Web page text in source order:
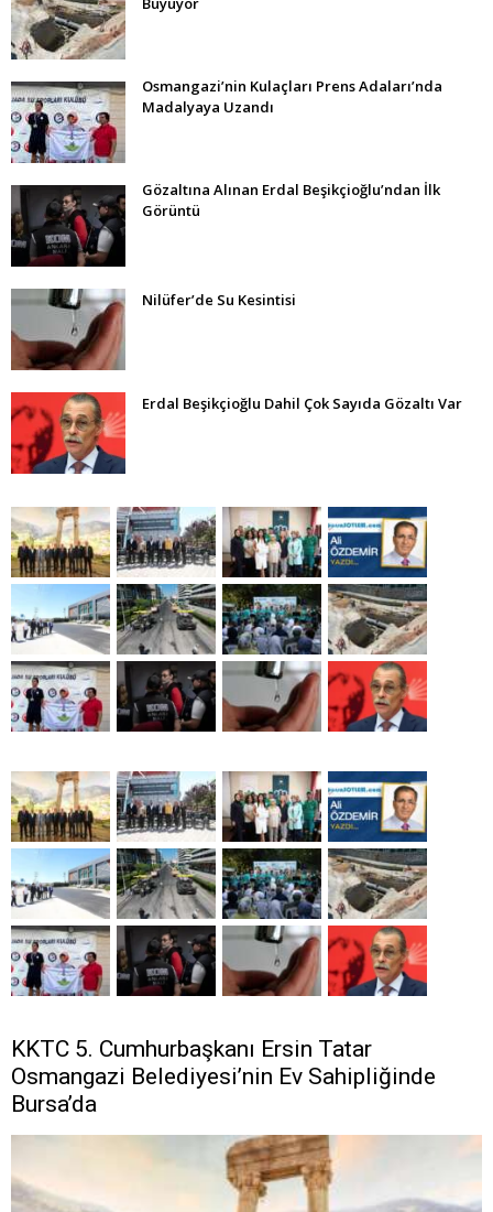
Osmangazi’nin Kulaçları Prens Adaları’nda
Madalyaya Uzandı
Gözaltına Alınan Erdal Beşikçioğlu’ndan İlk
Görüntü
Nilüfer’de Su Kesintisi
Erdal Beşikçioğlu Dahil Çok Sayıda Gözaltı Var
KKTC 5. Cumhurbaşkanı Ersin Tatar
Osmangazi Belediyesi’nin Ev Sahipliğinde
Bursa’da